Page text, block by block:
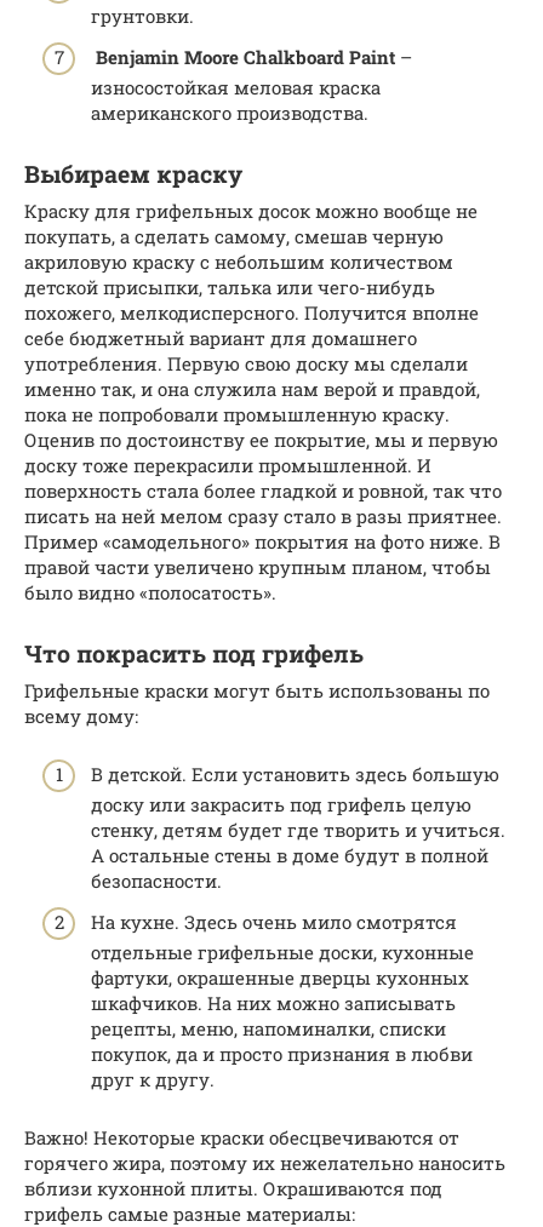
грунтовки.
Benjamin Moore Chalkboard Paint –
износостойкая меловая краска
американского производства.
Выбираем краску
Краску для грифельных досок можно вообще не
покупать, а сделать самому, смешав черную
акриловую краску с небольшим количеством
детской присыпки, талька или чего-нибудь
похожего, мелкодисперсного. Получится вполне
себе бюджетный вариант для домашнего
употребления. Первую свою доску мы сделали
именно так, и она служила нам верой и правдой,
пока не попробовали промышленную краску.
Оценив по достоинству ее покрытие, мы и первую
доску тоже перекрасили промышленной. И
поверхность стала более гладкой и ровной, так что
писать на ней мелом сразу стало в разы приятнее.
Пример «самодельного» покрытия на фото ниже. В
правой части увеличено крупным планом, чтобы
было видно «полосатость».
Что покрасить под грифель
Грифельные краски могут быть использованы по
всему дому:
В детской. Если установить здесь большую
доску или закрасить под грифель целую
стенку, детям будет где творить и учиться.
А остальные стены в доме будут в полной
безопасности.
На кухне. Здесь очень мило смотрятся
отдельные грифельные доски, кухонные
фартуки, окрашенные дверцы кухонных
шкафчиков. На них можно записывать
рецепты, меню, напоминалки, списки
покупок, да и просто признания в любви
друг к другу.
Важно! Некоторые краски обесцвечиваются от
горячего жира, поэтому их нежелательно наносить
вблизи кухонной плиты. Окрашиваются под
грифель самые разные материалы: